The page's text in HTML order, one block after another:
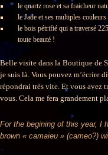
le quartz rose et sa fraicheur
le Jade et ses multiples
le bois pétrifié qui a traversé
toute beauté !
Belle visite dans la Boutique de
je suis là. Vous pouvez m’écrire
répondrai très vite. Et vous avez
vous. Cela me fera grandement
For the begining of this year, I
brown « camaieu » (cameo?)